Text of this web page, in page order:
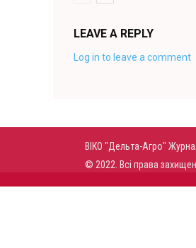
LEAVE A REPLY
Log in to leave a comment
ВІКО "Дельта-Агро"
© 2022. Всі права